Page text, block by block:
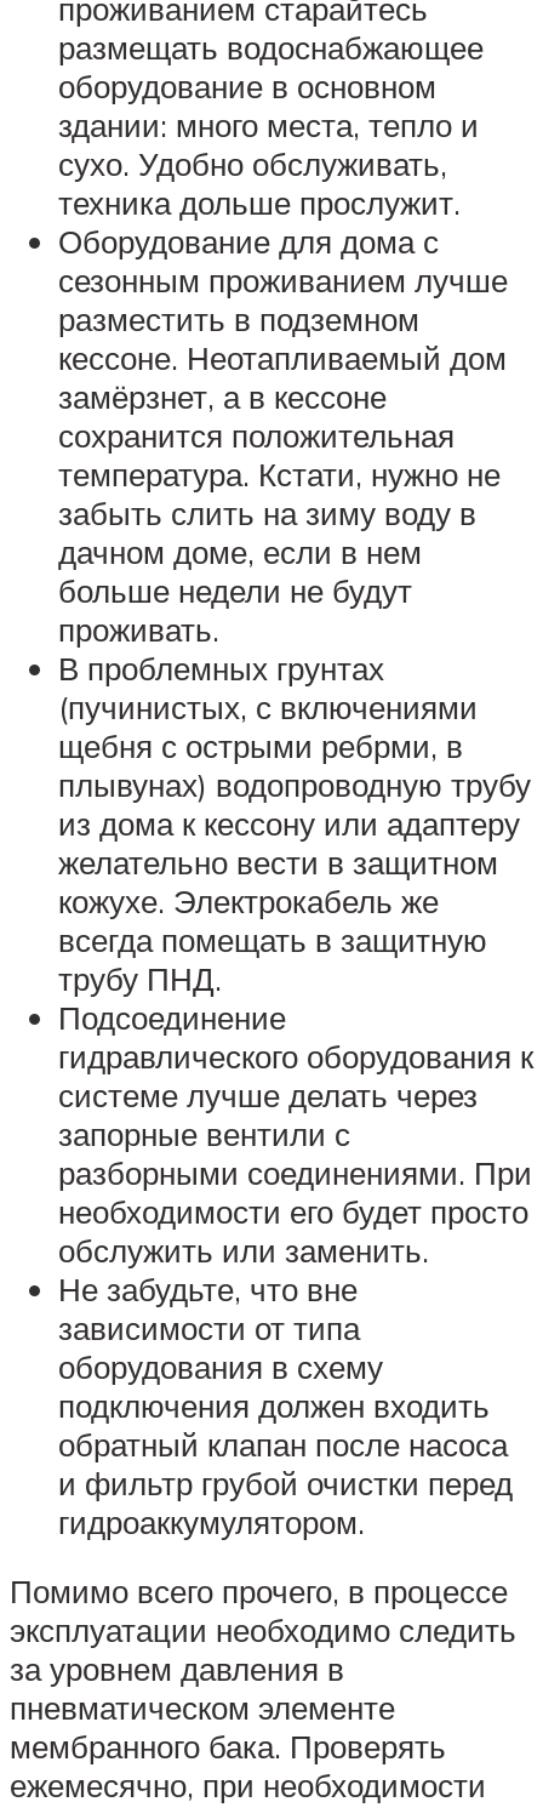
проживанием старайтесь
размещать водоснабжающее
оборудование в основном
здании: много места, тепло и
сухо. Удобно обслуживать,
техника дольше прослужит.
Оборудование для дома с
сезонным проживанием лучше
разместить в подземном
кессоне. Неотапливаемый дом
замёрзнет, а в кессоне
сохранится положительная
температура. Кстати, нужно не
забыть слить на зиму воду в
дачном доме, если в нем
больше недели не будут
проживать.
В проблемных грунтах
(пучинистых, с включениями
щебня с острыми ребрми, в
плывунах) водопроводную трубу
из дома к кессону или адаптеру
желательно вести в защитном
кожухе. Электрокабель же
всегда помещать в защитную
трубу ПНД.
Подсоединение
гидравлического оборудования к
системе лучше делать через
запорные вентили с
разборными соединениями. При
необходимости его будет просто
обслужить или заменить.
Не забудьте, что вне
зависимости от типа
оборудования в схему
подключения должен входить
обратный клапан после насоса
и фильтр грубой очистки перед
гидроаккумулятором.
Помимо всего прочего, в процессе
эксплуатации необходимо следить
за уровнем давления в
пневматическом элементе
мембранного бака. Проверять
ежемесячно, при необходимости